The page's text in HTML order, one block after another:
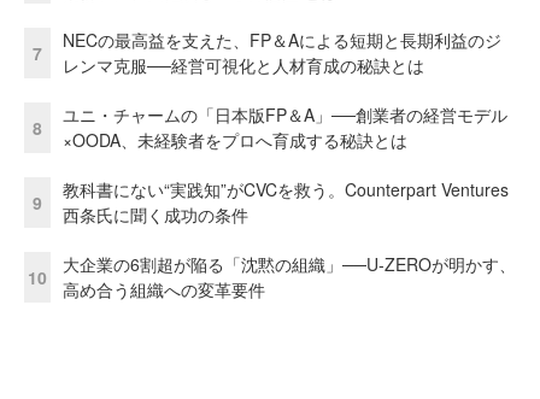
7
NECの最高益を支えた、FP＆Aによる短期と長期利益のジ
レンマ克服──経営可視化と人材育成の秘訣とは
8
ユニ・チャームの「日本版FP＆A」──創業者の経営モデル
×OODA、未経験者をプロへ育成する秘訣とは
9
教科書にない“実践知”がCVCを救う。Counterpart Ventures
西条氏に聞く成功の条件
10
大企業の6割超が陥る「沈黙の組織」──U-ZEROが明かす、
高め合う組織への変革要件